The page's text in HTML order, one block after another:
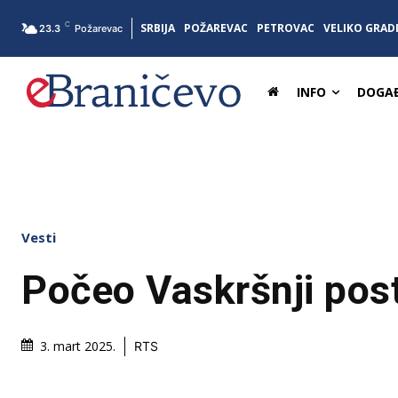
23.3 C Požarevac SRBIJA POŽAREVAC PETROVAC VELIKO
INFO
Vesti
Počeo Vaskršnji
3. mart 2025. RTS